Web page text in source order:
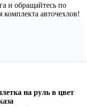
и обращайтесь по
комплекта авточехлов!
на руль в цвет